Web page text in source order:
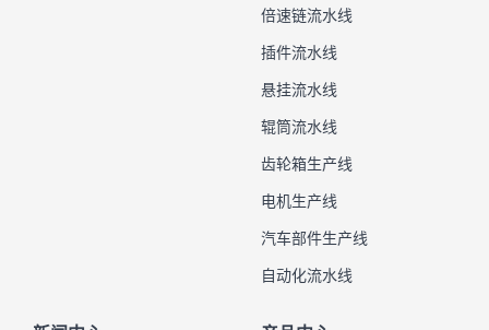
倍速链流水线
插件流水线
悬挂流水线
辊筒流水线
齿轮箱生产线
电机生产线
汽车部件生产线
自动化流水线